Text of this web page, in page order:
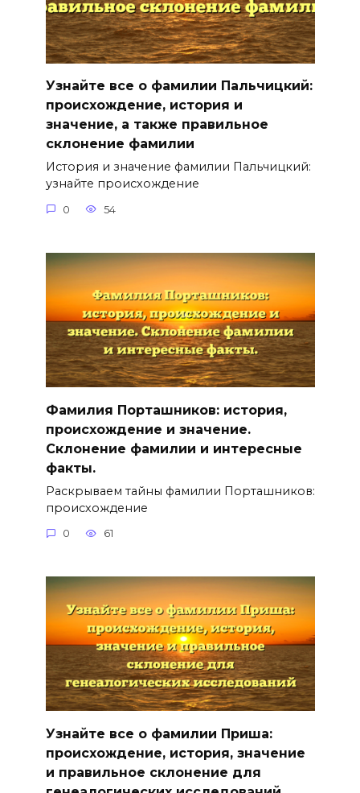
Узнайте все о фамилии Пальчицкий:
происхождение, история и
значение, а также правильное
склонение фамилии
История и значение фамилии Пальчицкий:
узнайте происхождение
0 54
Фамилия Порташников: история,
происхождение и значение.
Склонение фамилии и интересные
факты.
Раскрываем тайны фамилии Порташников:
происхождение
0 61
Узнайте все о фамилии Приша:
происхождение, история, значение
и правильное склонение для